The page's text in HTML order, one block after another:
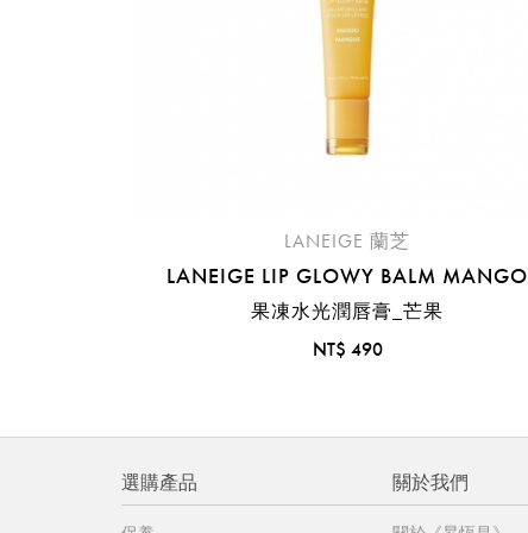
LANEIGE 蘭芝
LANEIGE LIP GLOWY BALM MANGO
果凍水光潤唇膏_芒果
NT$ 490
選購產品 關於我們